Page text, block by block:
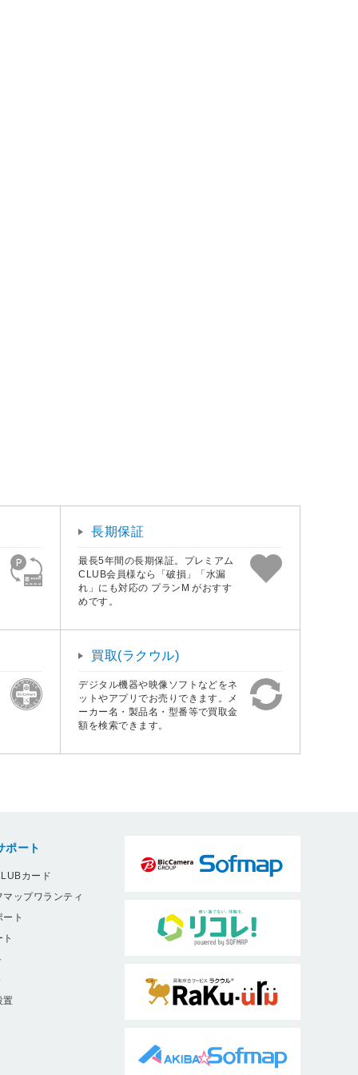
長期保証
最長5年間の長期保証。プレミアム
CLUB会員様なら「破損」「水漏
れ」にも対応の プランM がおすす
めです。
買取(ラクウル)
デジタル機器や映像ソフトなどをネ
ットやアプリでお売りできます。メ
ーカー名・製品名・型番等で買取金
額を検索できます。
ポート
カード
ップワランティ
ト
置